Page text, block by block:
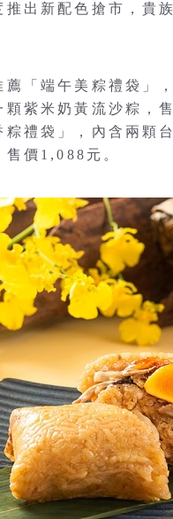
出新配色搶市，貴
「端午美粽禮袋」
紫米奶黃流沙粽，
禮袋」，內含兩顆
價1,088元。